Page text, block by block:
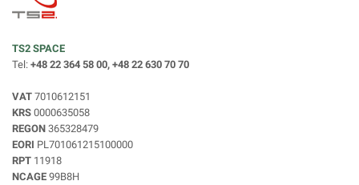
TS2 SPACE
Tel: +48 22 364 58 00, +48 22 630 70 70
VAT 7010612151
KRS 0000635058
REGON 365328479
EORI PL701061215100000
RPT 11918
NCAGE 99B8H